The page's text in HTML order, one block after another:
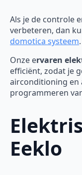
Als je de controle
verbeteren, dan
domotica systeem.
Onze ervaren
efficiënt, zodat je
airconditioning en
programmeren
Eeklo